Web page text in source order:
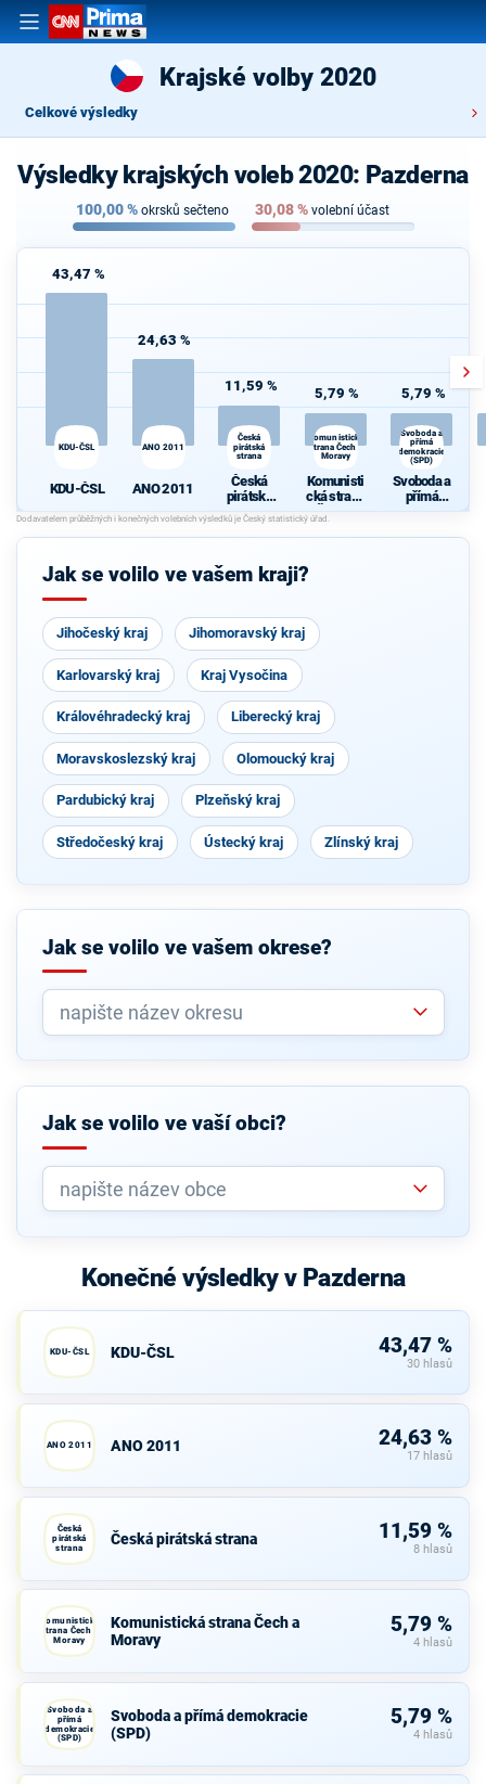
Krajské volby 2020
Celkové výsledky
Výsledky krajských voleb 2020: Pazderna
100,00% okrsků sečteno 30,08% volební účast
43,47 %
KDU-ČSL
KDU-ČSL
24,63 %
ANO 2011
ANO 2011
11,59 %
Česká
pirátská
strana
Česká
pirátská
strana
5,79 %
Komunistická
strana Čech a
Moravy
Komunisti
cká strana
Čech a
Moravy
5,79 %
Svoboda a
přímá
demokracie
(SPD)
Svoboda a
přímá
demokraci
Jak se volilo ve vašem kraji?
Jihočeský kraj Jihomoravský kraj
Karlovarský kraj Kraj Vysočina
Královéhradecký kraj Liberecký kraj
Moravskoslezský kraj Olomoucký kraj
Pardubický kraj Plzeňský kraj
Středočeský kraj Ústecký kraj Zlínský kraj
Jak se volilo ve vašem okrese?
Jak se volilo ve vaší obci?
Konečné výsledky v Pazderna
KDU-ČSL KDU-ČSL 43,47 %
30 hlasů
ANO 2011 ANO 2011 24,63 %
17 hlasů
Česká
pirátská
strana
Česká pirátská strana 11,59 %
8 hlasů
Komunistická
strana Čech a
Moravy
Komunistická strana Čech a
Moravy
5,79 %
4 hlasů
Svoboda a
přímá
demokracie
(SPD)
Svoboda a přímá demokracie
(SPD)
5,79 %
4 hlasů